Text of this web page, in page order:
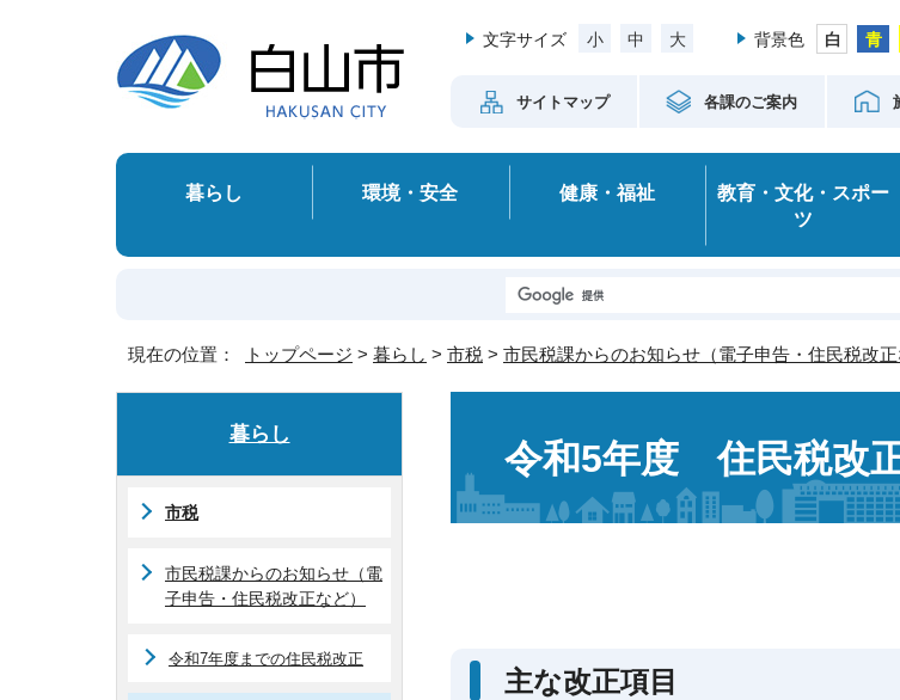
文字サイズ 小 中 大 背景色
サイトマップ 各課のご案内
暮らし 環境・安全 健康・福祉
教育・文化・スポー
ツ
現在の位置： トップページ > 暮らし > 市税 > 市民税課からのお知らせ（電子申告・住民税改正
令和5年度 住民税改
主な改正項目
暮らし
市税
市民税課からのお知らせ（電
子申告・住民税改正など）
令和7年度までの住民税改正